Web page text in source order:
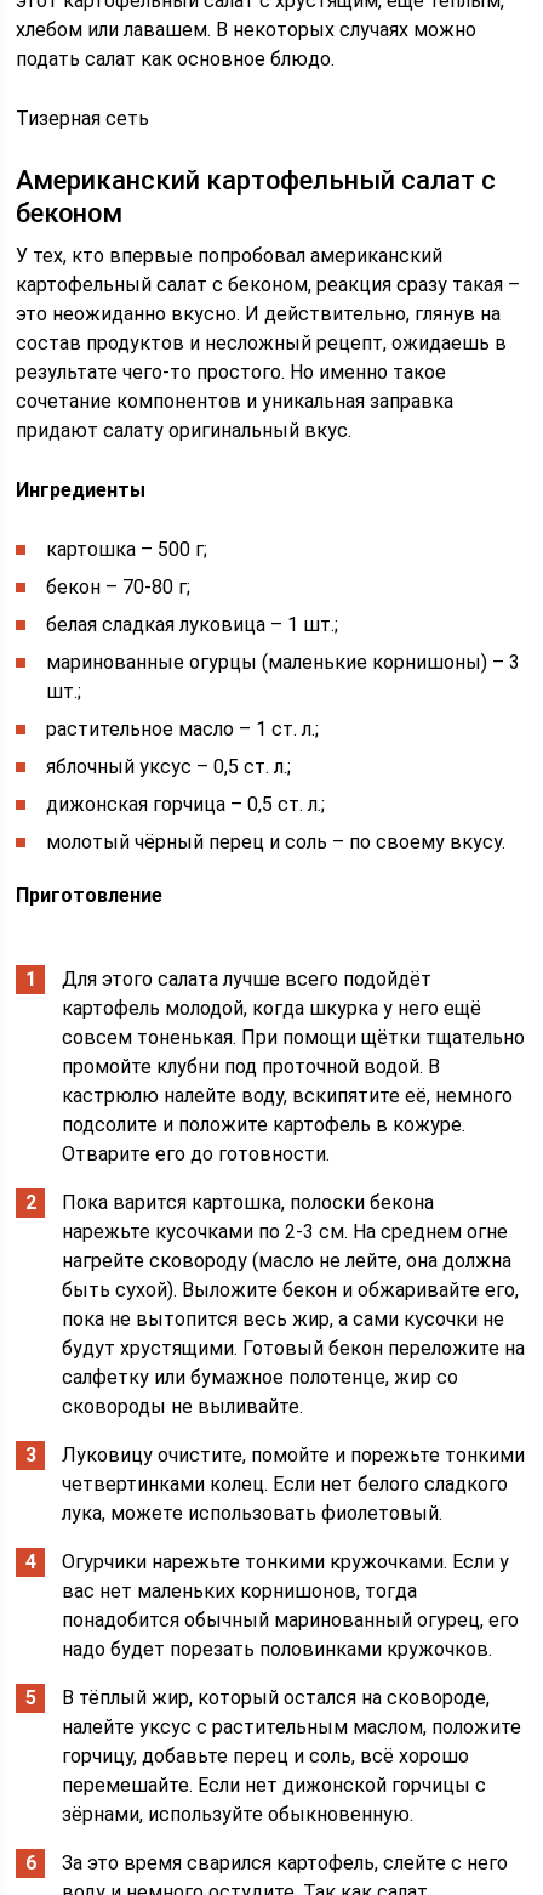
хлебом или лавашем. В некоторых случаях можно
подать салат как основное блюдо.
Тизерная сеть
Американский картофельный салат с
беконом
У тех, кто впервые попробовал американский
картофельный салат с беконом, реакция сразу такая –
это неожиданно вкусно. И действительно, глянув на
состав продуктов и несложный рецепт, ожидаешь в
результате чего-то простого. Но именно такое
сочетание компонентов и уникальная заправка
придают салату оригинальный вкус.
Ингредиенты
картошка – 500 г;
бекон – 70-80 г;
белая сладкая луковица – 1 шт.;
маринованные огурцы (маленькие корнишоны) – 3
шт.;
растительное масло – 1 ст. л.;
яблочный уксус – 0,5 ст. л.;
дижонская горчица – 0,5 ст. л.;
молотый чёрный перец и соль – по своему вкусу.
Приготовление
Для этого салата лучше всего подойдёт
картофель молодой, когда шкурка у него ещё
совсем тоненькая. При помощи щётки тщательно
промойте клубни под проточной водой. В
кастрюлю налейте воду, вскипятите её, немного
подсолите и положите картофель в кожуре.
Отварите его до готовности.
Пока варится картошка, полоски бекона
нарежьте кусочками по 2-3 см. На среднем огне
нагрейте сковороду (масло не лейте, она должна
быть сухой). Выложите бекон и обжаривайте его,
пока не вытопится весь жир, а сами кусочки не
будут хрустящими. Готовый бекон переложите на
салфетку или бумажное полотенце, жир со
сковороды не выливайте.
Луковицу очистите, помойте и порежьте тонкими
четвертинками колец. Если нет белого сладкого
лука, можете использовать фиолетовый.
Огурчики нарежьте тонкими кружочками. Если у
вас нет маленьких корнишонов, тогда
понадобится обычный маринованный огурец, его
надо будет порезать половинками кружочков.
В тёплый жир, который остался на сковороде,
налейте уксус с растительным маслом, положите
горчицу, добавьте перец и соль, всё хорошо
перемешайте. Если нет дижонской горчицы с
зёрнами, используйте обыкновенную.
За это время сварился картофель, слейте с него